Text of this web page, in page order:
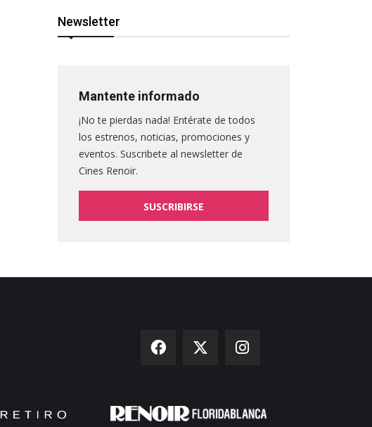
Newsletter
Mantente informado
¡No te pierdas nada! Entérate de todos
los estrenos, noticias, promociones y
eventos. Suscribete al newsletter de
Cines Renoir.
SUSCRIBIRSE